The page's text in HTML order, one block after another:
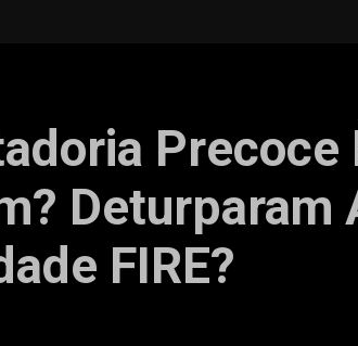
Precoce
Deturparam
FIRE?